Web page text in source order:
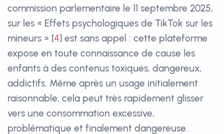
commission parlementaire le 11 septembre 2025,
sur les « Effets psychologiques de TikTok sur les
mineurs » [4] est sans appel : cette plateforme
expose en toute connaissance de cause les
enfants à des contenus toxiques, dangereux,
addictifs. Même après un usage initialement
raisonnable, cela peut très rapidement glisser
vers une consommation excessive,
problématique et finalement dangereuse.